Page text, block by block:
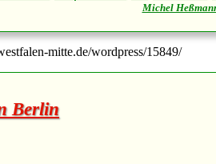
Michel
mitte.de/wordpress/15849/
Berlin